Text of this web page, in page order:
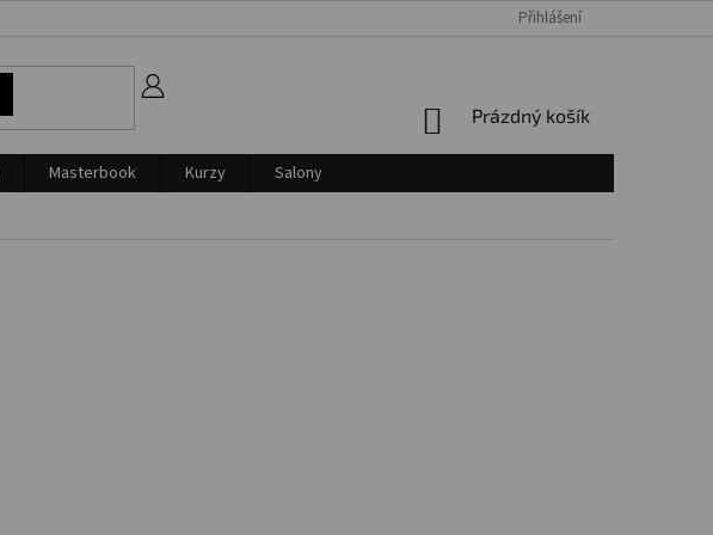
Přihlášení
NÁKUPNÍ
Prázdný košík
Masterbook Kurzy
Salony